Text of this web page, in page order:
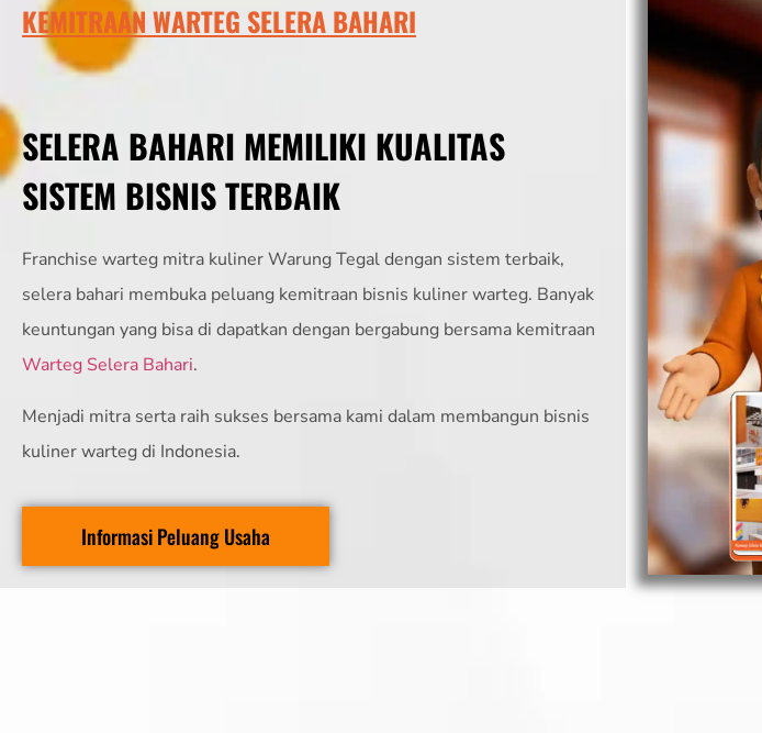
KEMITRAAN WARTEG SELERA BAHARI
SELERA BAHARI MEMILIKI KUALITAS
SISTEM BISNIS TERBAIK
Franchise warteg mitra kuliner Warung Tegal dengan sistem terbaik,
selera bahari membuka peluang kemitraan bisnis kuliner warteg. Banyak
keuntungan yang bisa di dapatkan dengan bergabung bersama kemitraan
Warteg Selera Bahari.
Menjadi mitra serta raih sukses bersama kami dalam membangun bisnis
kuliner warteg di Indonesia.
Informasi Peluang Usaha